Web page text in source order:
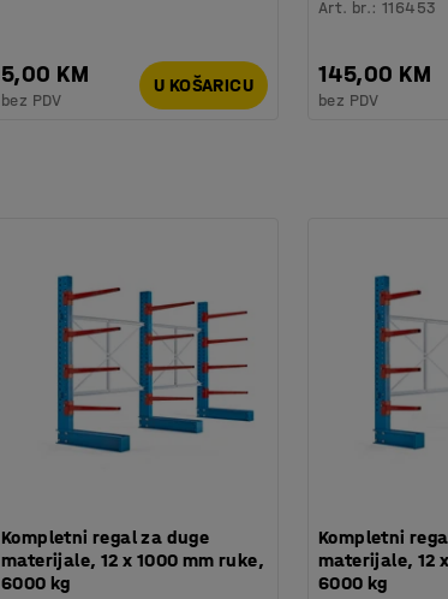
5,00 KM
bez PDV
U KOŠARICU
Art. br.:116453
145,00 KM
bez PDV
Kompletni regal za duge
materijale, 12 x 1000 mm ruke,
6000 kg
Kompletni
materijale, 12
6000 kg